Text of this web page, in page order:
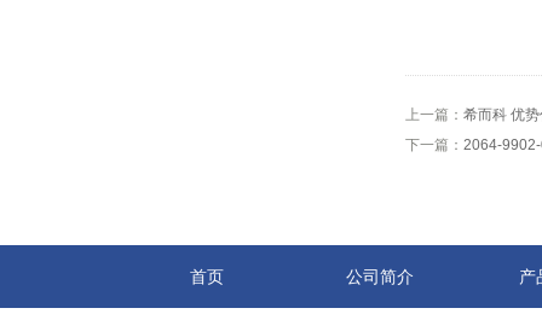
上一篇： 希而科 优
下一篇： 2064-
首页 公司简介 产